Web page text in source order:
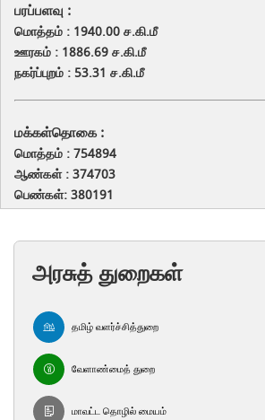
பரப்பளவு :
மொத்தம் : 1940.00 ச.கி.மீ
ஊரகம் : 1886.69 ச.கி.மீ
நகர்ப்புறம் : 53.31 ச.கி.மீ
மக்கள்தொகை :
மொத்தம் : 754894
ஆண்கள் : 374703
பெண்கள்: 380191
அரசுத் துறைகள்
தமிழ் வளர்ச்சித்துறை
வேளாண்மைத் துறை
மாவட்ட தொழில் மையம்